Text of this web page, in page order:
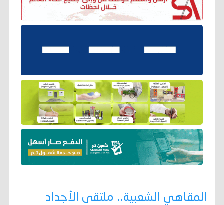
المقاهي الشعبية.. ملتقى الأجداد